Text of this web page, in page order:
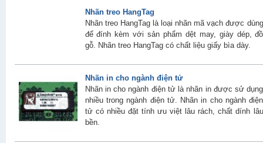
Nhãn treo HangTag
Nhãn treo HangTag là loại nhãn mã vạch được dùng
để đính kèm với sản phẩm dệt may, giày dép, đồ
gỗ. Nhãn treo HangTag có chất liệu giấy bìa dày.
Nhãn in cho ngành điện tử
Nhãn in cho ngành điện tử là nhãn in được sử dụng
nhiều trong ngành điện tử. Nhãn in cho ngành điện
tử có nhiều đặt tính ưu việt lâu rách, chất dính lâu
bền.